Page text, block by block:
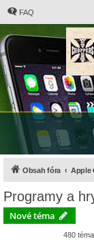
FAQ
Obsah fóra Apple
Programy a
Nové téma
480